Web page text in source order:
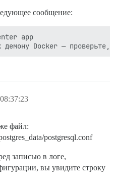
сообщение:
app
файл:
postgresql.conf
записью в логе,
вы увидите строку